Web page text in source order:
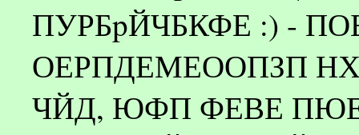
ПУРБpЙЧБКФЕ :) -
ОЕРПДЕМЕООПЗП
ЧЙД, ЮФП ФЕВЕ